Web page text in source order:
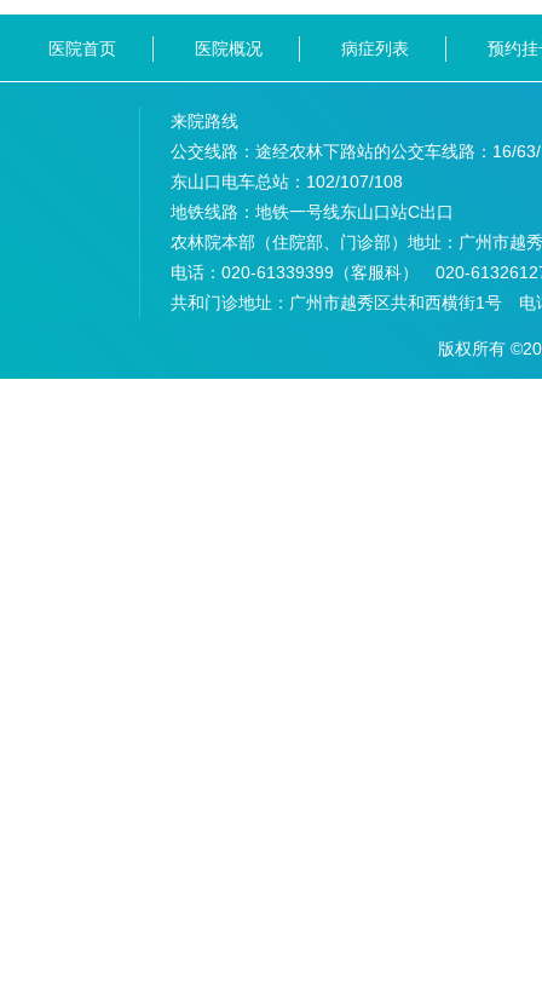
医院首页 医院概况 病症列表 预约挂
来院路线
公交线路：途经农林下路站的公交车线路： 16/
东山口电车总站： 102/107/108
地铁线路： 地铁一号线东山口站C出口
农林院本部（住院部、门诊部）地址： 广州市越
电话： 020-61339399（客服科） 020-
共和门诊地址： 广州市越秀区共和西横街1号 电
版权所有